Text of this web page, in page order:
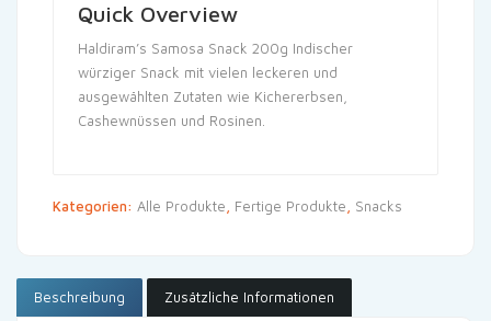
Quick Overview
Haldiram’s Samosa Snack 200g Indischer
würziger Snack mit vielen leckeren und
ausgewählten Zutaten wie Kichererbsen,
Cashewnüssen und Rosinen.
Kategorien: Alle Produkte, Fertige Produkte, Snacks
Beschreibung Zusätzliche Informationen